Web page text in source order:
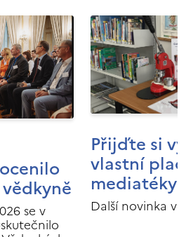
se v
Přijďte si
vlastní
mediatéky
Další novinka v